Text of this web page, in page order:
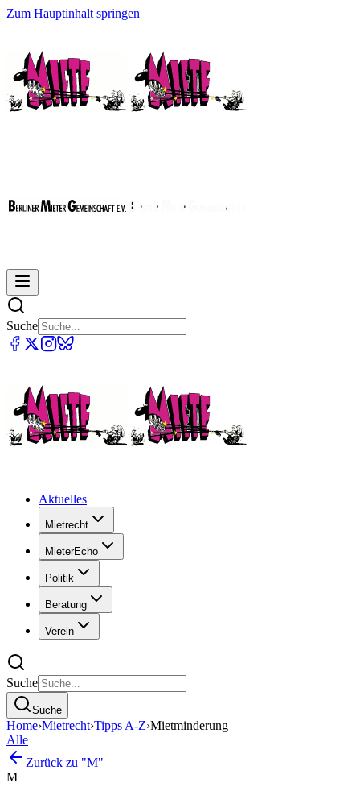
Zum Hauptinhalt springen
Suche
Aktuelles
Mietrecht
MieterEcho
Politik
Beratung
Verein
Suche
Suche
Home›Mietrecht›Tipps A-Z›Mietminderung
Alle
Zurück zu "M"
M